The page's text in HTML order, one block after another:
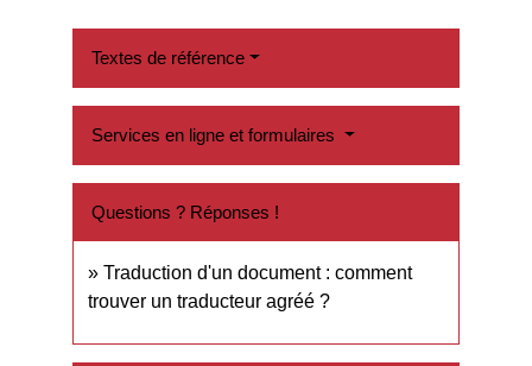
Textes de référence
Services en ligne et formulaires
Questions ? Réponses !
Traduction d'un document : comment
trouver un traducteur agréé ?